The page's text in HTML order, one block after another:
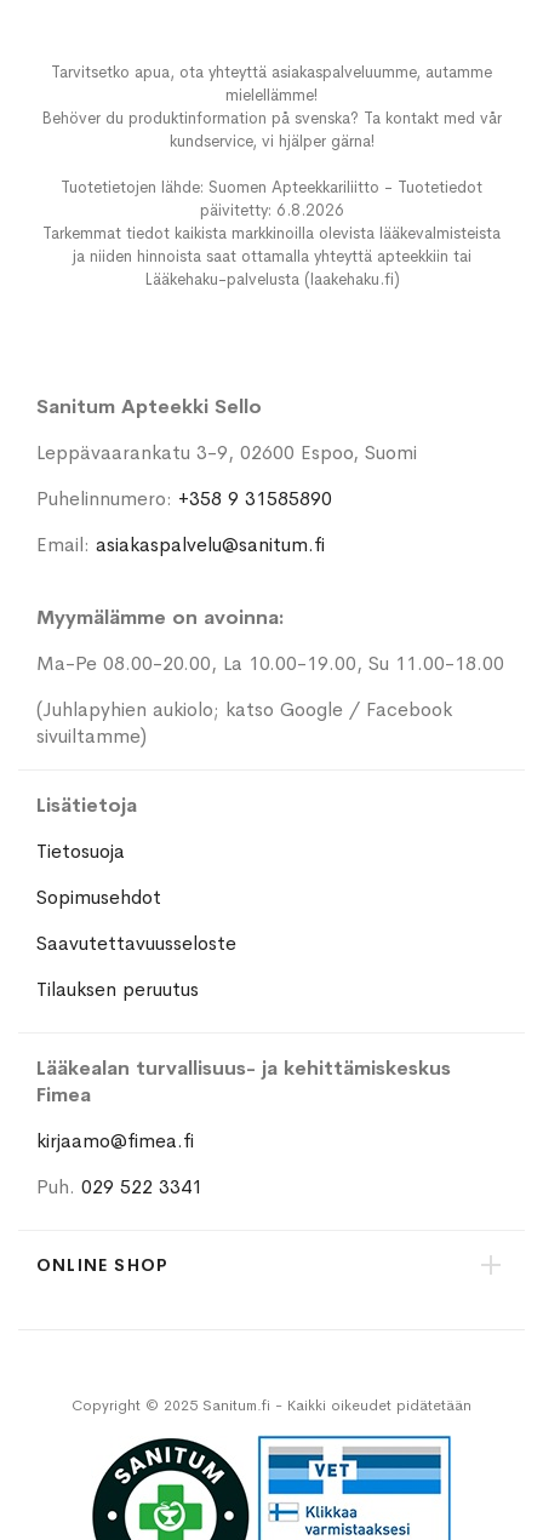
Tarvitsetko apua, ota yhteyttä asiakaspalveluumme, autamme
mielellämme!
Behöver du produktinformation på svenska? Ta kontakt med vår
kundservice, vi hjälper gärna!
Tuotetietojen lähde: Suomen Apteekkariliitto - Tuotetiedot
päivitetty: 6.8.2026
Tarkemmat tiedot kaikista markkinoilla olevista lääkevalmisteista
ja niiden hinnoista saat ottamalla yhteyttä apteekkiin tai
Lääkehaku-palvelusta (laakehaku.fi)
Sanitum Apteekki Sello
Leppävaarankatu 3-9, 02600 Espoo, Suomi
Puhelinnumero: +358 9 31585890
Email: asiakaspalvelu@sanitum.fi
Myymälämme on avoinna:
Ma-Pe 08.00-20.00, La 10.00-19.00, Su 11.00-18.00
(Juhlapyhien aukiolo; katso Google / Facebook
sivuiltamme)
Lisätietoja
Tietosuoja
Sopimusehdot
Saavutettavuusseloste
Tilauksen peruutus
Lääkealan turvallisuus- ja kehittämiskeskus
Fimea
kirjaamo@fimea.fi
Puh. 029 522 3341
ONLINE SHOP
Copyright © 2025 Sanitum.fi - Kaikki oikeudet pidätetään